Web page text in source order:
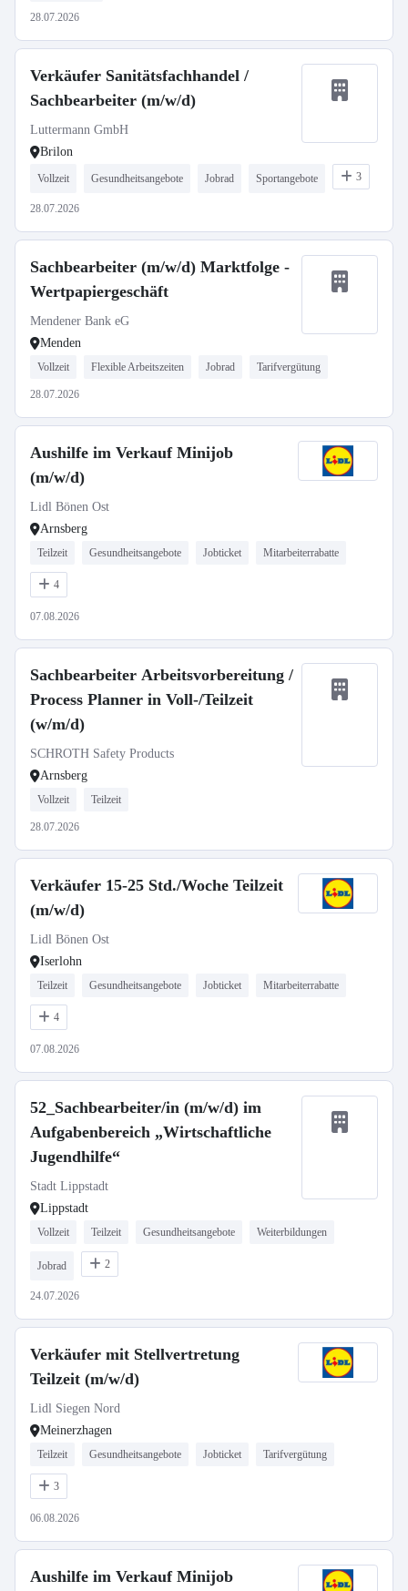
28.07.2026
Verkäufer Sanitätsfachhandel /
Sachbearbeiter (m/w/d)
Luttermann GmbH
Brilon
Vollzeit Gesundheitsangebote Jobrad Sportangebote 3
28.07.2026
Sachbearbeiter (m/w/d) Marktfolge -
Wertpapiergeschäft
Mendener Bank eG
Menden
Vollzeit Flexible Arbeitszeiten Jobrad Tarifvergütung
28.07.2026
Aushilfe im Verkauf Minijob
(m/w/d)
Lidl Bönen Ost
Arnsberg
Teilzeit Gesundheitsangebote Jobticket Mitarbeiterrabatte
4
07.08.2026
Sachbearbeiter Arbeitsvorbereitung /
Process Planner in Voll-/Teilzeit
(w/m/d)
SCHROTH Safety Products
Arnsberg
Vollzeit Teilzeit
28.07.2026
Verkäufer 15-25 Std./Woche Teilzeit
(m/w/d)
Lidl Bönen Ost
Iserlohn
Teilzeit Gesundheitsangebote Jobticket Mitarbeiterrabatte
4
07.08.2026
52_Sachbearbeiter/in (m/w/d) im
Aufgabenbereich „Wirtschaftliche
Jugendhilfe“
Stadt Lippstadt
Lippstadt
Vollzeit Teilzeit Gesundheitsangebote Weiterbildungen
Jobrad 2
24.07.2026
Verkäufer mit Stellvertretung
Teilzeit (m/w/d)
Lidl Siegen Nord
Meinerzhagen
Teilzeit Gesundheitsangebote Jobticket Tarifvergütung
3
06.08.2026
Aushilfe im Verkauf Minijob